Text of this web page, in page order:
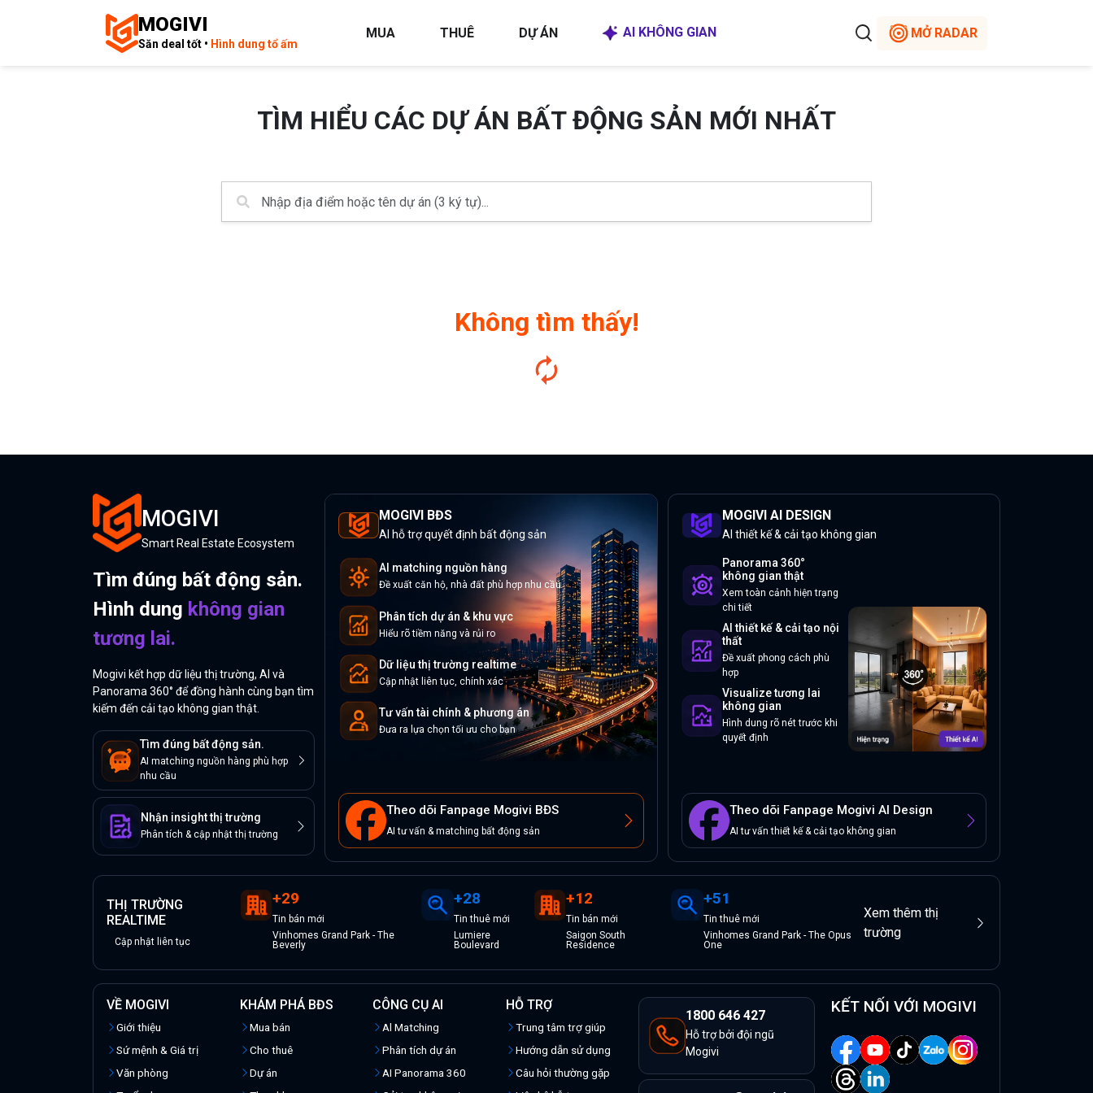
MOGIVI
Săn deal tốt • Hình dung tổ ấm
MUA THUÊ DỰ ÁN AI KHÔNG GIAN MỞ RADAR
TÌM HIỂU CÁC DỰ ÁN BẤT ĐỘNG SẢN MỚI NHẤT
Không tìm thấy!
MOGIVI
Smart Real Estate Ecosystem
Tìm đúng bất động sản.
Hình dung không gian
tương lai.
Mogivi kết hợp dữ liệu thị trường, AI và
Panorama 360° để đồng hành cùng bạn tìm
kiếm đến cải tạo không gian thật.
Tìm đúng bất động sản.
AI matching nguồn hàng phù hợp
nhu cầu
Nhận insight thị trường
Phân tích & cập nhật thị trường
MOGIVI BĐS
AI hỗ trợ quyết định bất động sản
AI matching nguồn hàng
Đề xuất căn hộ, nhà đất phù hợp nhu cầu
Phân tích dự án & khu vực
Hiểu rõ tiềm năng và rủi ro
Dữ liệu thị trường realtime
Cập nhật liên tục, chính xác
Tư vấn tài chính & phương án
Đưa ra lựa chọn tối ưu cho bạn
Theo dõi Fanpage Mogivi BĐS
AI tư vấn & matching bất động sản
MOGIVI AI DESIGN
AI thiết kế & cải tạo không gian
Panorama 360°
không gian thật
Xem toàn cảnh hiện trạng
chi tiết
AI thiết kế & cải tạo nội
thất
Đề xuất phong cách phù
hợp
Visualize tương lai
không gian
Hình dung rõ nét trước khi
quyết định
Theo dõi Fanpage Mogivi AI Design
AI tư vấn thiết kế & cải tạo không gian
THỊ TRƯỜNG
REALTIME
Cập nhật liên tục
+29
Tin bán mới
Vinhomes Grand Park - The
Beverly
+28
Tinthuê mới
Lumiere
Boulevard
+12
Tin bán mới
Saigon South
Residence
+51
Tinthuêmới
Vinhomes Grand Park - The Opus
One
Xem thêm thị
trường
VỀ MOGIVI
Giới thiệu
Sứ mệnh & Giá trị
Văn phòng
KHÁM PHÁ BĐS
Mua bán
Cho thuê
Dự án
CÔNG CỤ AI
Al Matching
Phân tích dự án
AI Panorama 360
HỖ TRỢ
Trung tâm trợ giúp
Hướng dẫn sử dụng
Câu hỏi thường gặp
1800 646 427
Hỗ trợ bởi đội ngũ
Mogivi
KẾT NỐI VỚI MOGIVI